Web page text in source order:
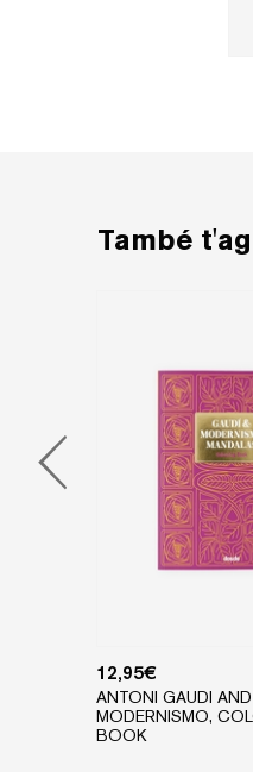
També
12,95€
ANTONI GAUDI AND
MODERNISMO,
BOOK